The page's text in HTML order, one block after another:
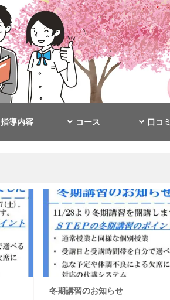
指導内容 コース 口コミ
冬期講習のお知らせ